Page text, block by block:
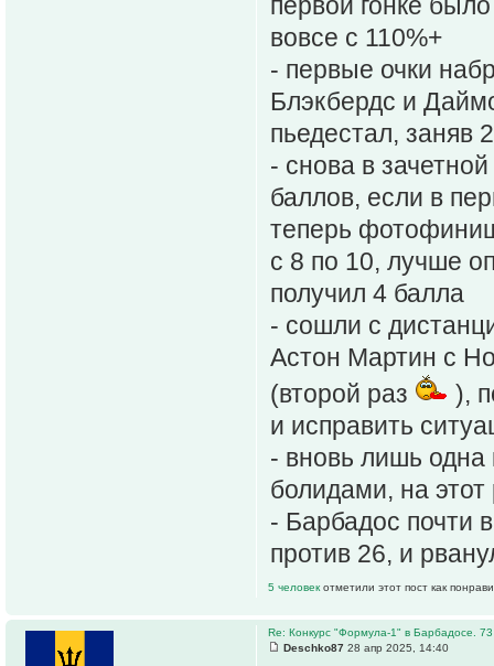
вовсе с 110%+
- первые очки
Блэкбердс и
пьедестал, заняв
- снова в
баллов, если в
теперь
с 8 по 10, лучше
получил 4 балла
- сошли с
Астон Мартин с
(второй раз
),
и исправить
- вновь лишь одна
болидами, на
- Барбадос почти
против 26, и
5 человек отметили этот пост как
Re: Конкурс "Формула-1" в Барбадосе. 73
Deschko87 28 апр 2025, 14:40